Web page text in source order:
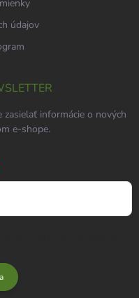
údajov
informácie o nových
e-shope.